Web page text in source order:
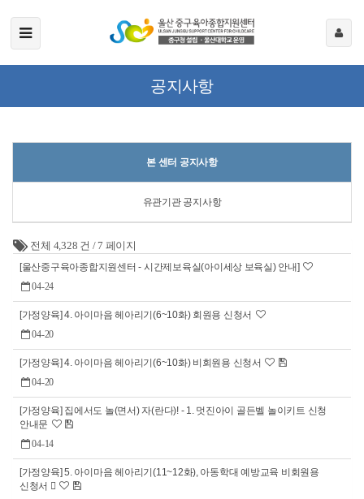
공지사항
본 센터 공지사항
유관기관 공지사항
전체 4,328 건 /7 페이지
[울산중구육아종합지원센터 - 시간제보육실(아이세상 보육실) 안내]
04-24
[가정양육] 4. 아이마음 헤아리기(6~10화) 회원용 신청서
04-20
[가정양육] 4. 아이마음 헤아리기(6~10화) 비회원용 신청서
04-20
[가정양육] 집에서도 놀(면서) 자(란다)! - 1. 멋진아이 골든벨 놀이키트 신청
안내문
04-14
[가정양육] 5. 아이마음 헤아리기(11~12화), 아동학대 예방교육 비회원용
신청서 